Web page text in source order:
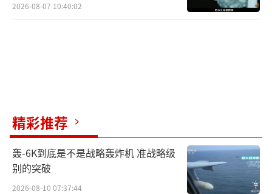
2026-08-07 10:40:02
精彩推荐
轰-6K到底是不是战略轰炸机 准战略级
别的突破
2026-08-10 07:37:44